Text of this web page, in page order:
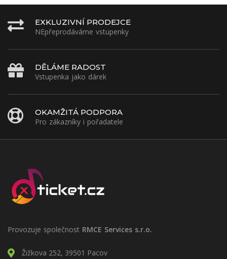
EXKLUZIVNÍ PRODEJCE
NEpřeprodáváme vstupenky
DĚLÁME RADOST
Vstupenka jako dárek
OKAMŽITÁ PODPORA
Pro zákazníky i pořadatele
Provozuje společnost RMCE Services s.r.o.
Žižkova 252, 39501 Pacov